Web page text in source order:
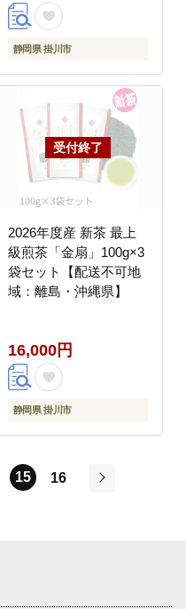
静岡県 掛川市
2026年度産 新茶 最上
級煎茶「金扇」100g×3
袋セット【配送不可地
域：離島・沖縄県】
16,000円
静岡県 掛川市
15
16